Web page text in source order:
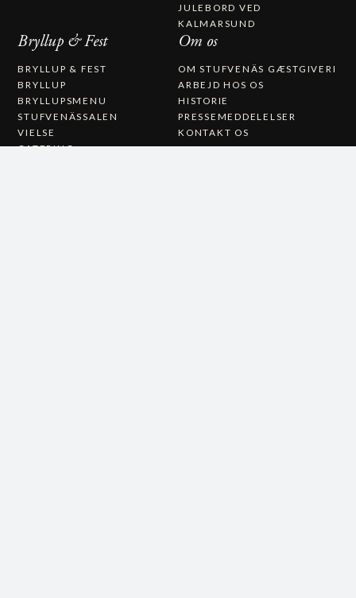
JULEBORD VED
KALMARSUND
Bryllup & Fest
BRYLLUP & FEST
BRYLLUP
BRYLLUPSMENU
STUFVENÄSSALEN
VIELSE
CATERING
Om os
OM STUFVENÄS GÆSTGIVERI
ARBEJD HOS OS
HISTORIE
PRESSEMEDDELELSER
KONTAKT OS